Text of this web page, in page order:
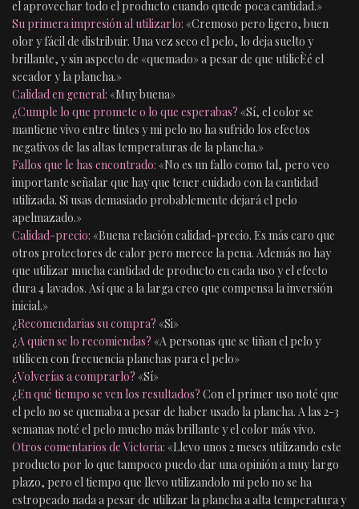
el aprovechar todo el producto cuando quede poca cantidad.»
Su primera impresión al utilizarlo: «Cremoso pero ligero, buen
olor y fácil de distribuir. Una vez seco el pelo, lo deja suelto y
brillante, y sin aspecto de «quemado» a pesar de que utilicÈé el
secador y la plancha.»
Calidad en general: «Muy buena»
¿Cumple lo que promete o lo que esperabas? «Sí, el color se
mantiene vivo entre tintes y mi pelo no ha sufrido los efectos
negativos de las altas temperaturas de la plancha.»
Fallos que le has encontrado: «No es un fallo como tal, pero veo
importante señalar que hay que tener cuidado con la cantidad
utilizada. Si usas demasiado probablemente dejará el pelo
apelmazado.»
Calidad-precio: «Buena relación calidad-precio. Es más caro que
otros protectores de calor pero merece la pena. Además no hay
que utilizar mucha cantidad de producto en cada uso y el efecto
dura 4 lavados. Así que a la larga creo que compensa la inversión
inicial.»
¿Recomendarias su compra? «Si»
¿A quien se lo recomiendas? «A personas que se tiñan el pelo y
utilicen con frecuencia planchas para el pelo»
¿Volverías a comprarlo? «Sí»
¿En qué tiempo se ven los resultados? Con el primer uso noté que
el pelo no se quemaba a pesar de haber usado la plancha. A las 2-3
semanas noté el pelo mucho más brillante y el color más vivo.
Otros comentarios de Victoria: «Llevo unos 2 meses utilizando este
producto por lo que tampoco puedo dar una opinión a muy largo
plazo, pero el tiempo que llevo utilizandolo mi pelo no se ha
estropeado nada a pesar de utilizar la plancha a alta temperatura y